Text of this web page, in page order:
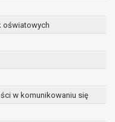
oświatowych
w komunikowaniu się
dane dotyczą
wycofania tej
przetwarzane są
przetwarzanie
do realizacji
w zakresie
lub dla
roszczeń, a w